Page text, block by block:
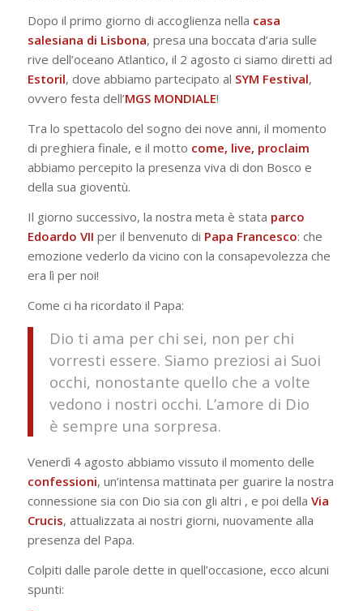
Dopo il primo giorno di accoglienza nella casa
salesiana di Lisbona, presa una boccata d’aria sulle
rive dell’oceano Atlantico, il 2 agosto ci siamo diretti ad
Estoril, dove abbiamo partecipato al SYM Festival,
ovvero festa dell’MGS MONDIALE!
Tra lo spettacolo del sogno dei nove anni, il momento
di preghiera finale, e il motto come, live, proclaim
abbiamo percepito la presenza viva di don Bosco e
della sua gioventù.
Il giorno successivo, la nostra meta è stata parco
Edoardo VII per il benvenuto di Papa Francesco: che
emozione vederlo da vicino con la consapevolezza che
era lì per noi!
Come ci ha ricordato il Papa:
Dio ti ama per chi sei, non per chi
vorresti essere. Siamo preziosi ai Suoi
occhi, nonostante quello che a volte
vedono i nostri occhi. L’amore di Dio
è sempre una sorpresa.
Venerdì 4 agosto abbiamo vissuto il momento delle
confessioni, un’intensa mattinata per guarire la nostra
connessione sia con Dio sia con gli altri , e poi della Via
Crucis, attualizzata ai nostri giorni, nuovamente alla
presenza del Papa.
Colpiti dalle parole dette in quell’occasione, ecco alcuni
spunti: